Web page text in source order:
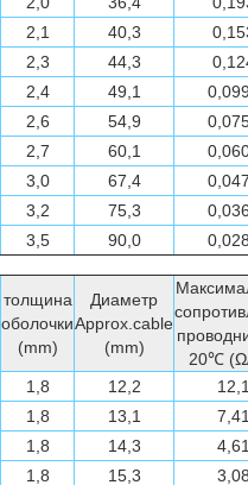
2,1 40,3
2,3 44,3
2,4 49,1
2,6 54,9
2,7 60,1
3,0 67,4
3,2 75,3
3,5 90,0
толщина
оболочки
(mm)
Диаметр
Approx.cable
(mm)
20℃
1,8 12,2
1,8 13,1
1,8 14,3
1,8 15,3